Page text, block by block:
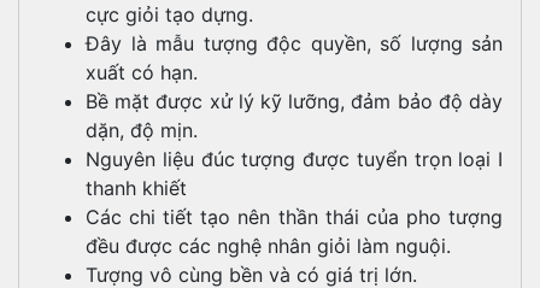
cực giỏi tạo dựng.
Đây là mẫu tượng độc quyền, số lượng sản
xuất có hạn.
Bề mặt được xử lý kỹ lưỡng, đảm bảo độ dày
dặn, độ mịn.
Nguyên liệu đúc tượng được tuyển trọn loại I
thanh khiết
Các chi tiết tạo nên thần thái của pho tượng
đều được các nghệ nhân giỏi làm nguội.
Tượng vô cùng bền và có giá trị lớn.